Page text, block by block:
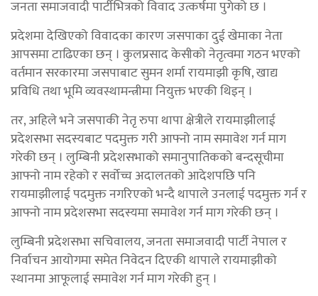
जनता समाजवादी पार्टीभित्रको विवाद उत्कर्षमा पुगेको छ ।
प्रदेशमा देखिएको विवादका कारण जसपाका दुई खेमाका नेता
आपसमा टाढिएका छन् । कुलप्रसाद केसीको नेतृत्वमा गठन भएको
वर्तमान सरकारमा जसपाबाट सुमन शर्मा रायमाझी कृषि, खाद्य
प्रविधि तथा भूमि व्यवस्थामन्त्रीमा नियुक्त भएकी थिइन् ।
तर, अहिले भने जसपाकी नेतृ रुपा थापा क्षेत्रीले रायमाझीलाई
प्रदेशसभा सदस्यबाट पदमुक्त गरी आफ्नो नाम समावेश गर्न माग
गरेकी छन् । लुम्बिनी प्रदेशसभाको समानुपातिकको बन्दसूचीमा
आफ्नो नाम रहेको र सर्वोच्च अदालतको आदेशपछि पनि
रायमाझीलाई पदमुक्त नगरिएको भन्दै थापाले उनलाई पदमुक्त गर्न र
आफ्नो नाम प्रदेशसभा सदस्यमा समावेश गर्न माग गरेकी छन् ।
लुम्बिनी प्रदेशसभा सचिवालय, जनता समाजवादी पार्टी नेपाल र
निर्वाचन आयोगमा समेत निवेदन दिएकी थापाले रायमाझीको
स्थानमा आफूलाई समावेश गर्न माग गरेकी हुन् ।